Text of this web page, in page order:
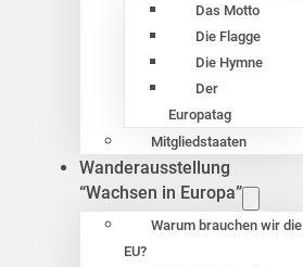
Das Motto
Die Flagge
Die Hymne
Der
Europatag
Mitgliedstaaten
Wanderausstellung
“Wachsen in Europa”
Warum brauchen wir die
EU?